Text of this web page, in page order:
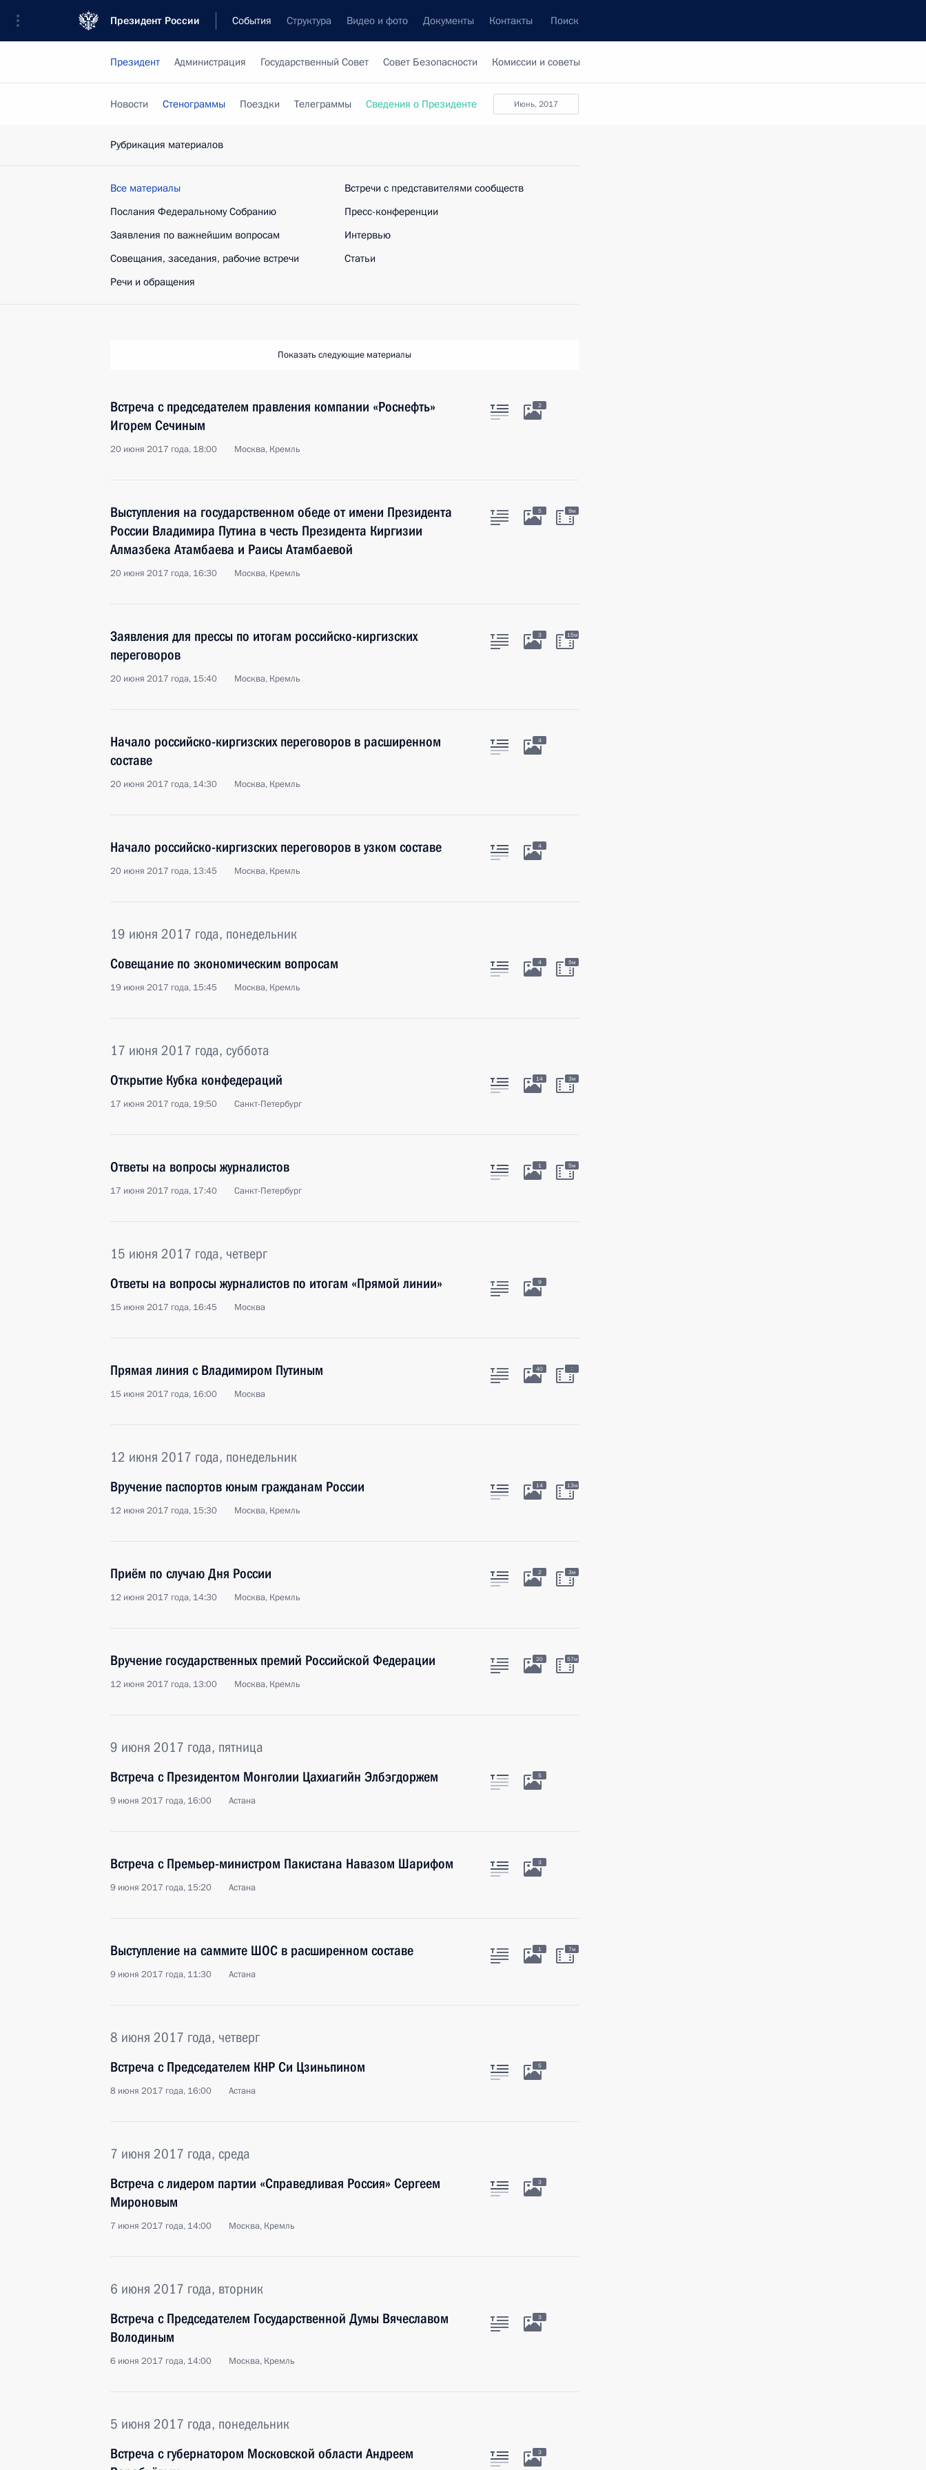
Президент России События Структура Видео и фото Документы Контакты Поиск
Президент Администрация Государственный Совет Совет Безопасности Комиссии и советы
Июнь, 2017
Новости Стенограммы Поездки Телеграммы Сведения о Президенте
Рубрикация материалов
Все материалы
Послания Федеральному Собранию
Заявления по важнейшим вопросам
Совещания, заседания, рабочие встречи
Речи и обращения
Встречи с представителями сообществ
Пресс-конференции
Интервью
Статьи
Показать следующие материалы
Встреча с председателем правления компании «Роснефть»
Игорем Сечиным
20 июня 2017 года, 18:00 Москва, Кремль
2
Выступления на государственном обеде от имени Президента
России Владимира Путина в честь Президента Киргизии
Алмазбека Атамбаева и Раисы Атамбаевой
20 июня 2017 года, 16:30 Москва, Кремль
5 9м
Заявления для прессы по итогам российско-киргизских
переговоров
20 июня 2017 года, 15:40 Москва, Кремль
3 15м
Начало российско-киргизских переговоров в расширенном
составе
20 июня 2017 года, 14:30 Москва, Кремль
4
Начало российско-киргизских переговоров в узком составе
20 июня 2017 года, 13:45 Москва, Кремль
4
19 июня 2017 года, понедельник
Совещание по экономическим вопросам
19 июня 2017 года, 15:45 Москва, Кремль
4 5м
17 июня 2017 года, суббота
Открытие Кубка конфедераций
17 июня 2017 года, 19:50 Санкт-Петербург
14 3м
Ответы на вопросы журналистов
17 июня 2017 года, 17:40 Санкт-Петербург
1 5м
15 июня 2017 года, четверг
Ответы на вопросы журналистов по итогам «Прямой линии»
15 июня 2017 года, 16:45 Москва
9
Прямая линия с Владимиром Путиным
15 июня 2017 года, 16:00 Москва
40 :
12 июня 2017 года, понедельник
Вручение паспортов юным гражданам России
12 июня 2017 года, 15:30 Москва, Кремль
14 13м
Приём по случаю Дня России
12 июня 2017 года, 14:30 Москва, Кремль
2 3м
Вручение государственных премий Российской Федерации
12 июня 2017 года, 13:00 Москва, Кремль
20 57м
9 июня 2017 года, пятница
Встреча с Президентом Монголии Цахиагийн Элбэгдоржем
9 июня 2017 года, 16:00 Астана
5
Встреча с Премьер-министром Пакистана Навазом Шарифом
9 июня 2017 года, 15:20 Астана
3
Выступление на саммите ШОС в расширенном составе
9 июня 2017 года, 11:30 Астана
1 7м
8 июня 2017 года, четверг
Встреча с Председателем КНР Си Цзиньпином
8 июня 2017 года, 16:00 Астана
5
7 июня 2017 года, среда
Встреча с лидером партии «Справедливая Россия» Сергеем
Мироновым
7 июня 2017 года, 14:00 Москва, Кремль
3
6 июня 2017 года, вторник
Встреча с Председателем Государственной Думы Вячеславом
Володиным
6 июня 2017 года, 14:00 Москва, Кремль
3
5 июня 2017 года, понедельник
Встреча с губернатором Московской области Андреем
3